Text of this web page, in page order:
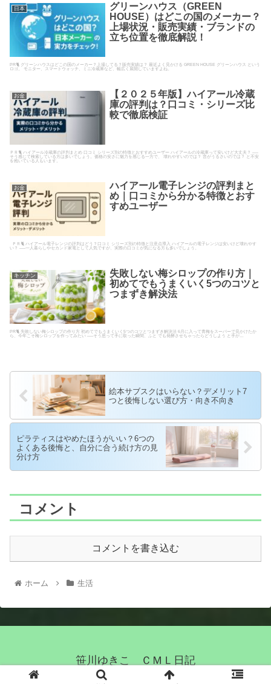
日本
グリーンハウス（GREEN
HOUSE）はどこの国のメーカー？
上場状況・販売実績・ブランドの
立ち位置を徹底解説！
PR🐈 グリーンハウスはどこの国のメーカー？上場してる？販売実績は？ 最近よく見かける GREEN HOUSE グリーンハウス という
ロゴ。 モニター、スマートウォッチ、ミニ冷蔵庫など、幅広く展開していますよね。
お金
【２０２５年版】ハイアール冷蔵
庫の評判は？口コミ・シリーズ比
較で徹底検証
ＰＲ🐈 ハイアール冷蔵庫の評判まとめ 口コミ シリーズ別の特徴とおすすめユーザー ハイアールの冷蔵庫って安いけど大丈夫？ ──
そう感じて検索している方は多いでしょう。価格の安さに魅力を感じる一方で、 壊れやすいのでは？ 音がうるさいのでは？ と不安
を抱いている人もいます。
お金
ハイアール電子レンジの評判まと
め｜口コミから分かる特徴とおす
すめユーザー
ＰＲ🐈 ハイアール電子レンジの評判はどう？口コミ シリーズ別の特徴と注意点導入 ハイアールの電子レンジは安いけど壊れやす
い？ ──一人暮らしやセカンド家電として人気ですが、実際の口コミが気になる方も多いでしょう。
キッチン
失敗しない梅シロップの作り方｜
初めてでもうまくいく5つのコツと
つまずき解決法
PR🐈 失敗しない梅シロップの作り方 初めてでもうまくいく5つのコツとつまずき解決法 6月に入って青梅をスーパーで見かけたか
ら、今年こそ梅シロップを作ってみたい ──そう思って手に取った瞬間、ふと でも発酵させちゃったらどうしよう と手が…
絵本サブスクはいらない？デメリット7
つと後悔しない選び方・向き不向き
ピラティスはやめたほうがいい？6つの
よくある後悔と、自分に合う続け方の見
分け方
コメント
コメントを書き込む
ホーム 生活
笹川ゆきこ ＣＭＬ日記
© 2021 笹川ゆきこ ＣＭＬ日記.